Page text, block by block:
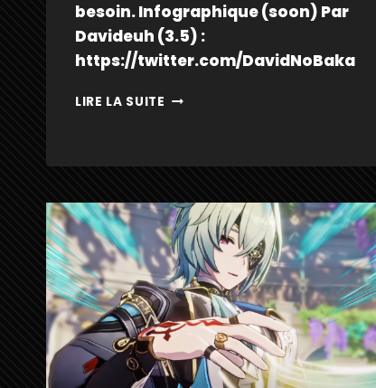
besoin. Infographique (soon) Par
Davideuh (3.5) :
https://twitter.com/DavidNoBaka
LIRE LA SUITE CERYDRA